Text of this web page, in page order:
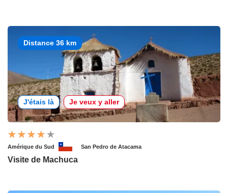
Distance 36 km
J'étais là Je veux y aller
Amérique du Sud San Pedro de Atacama
Visite de Machuca